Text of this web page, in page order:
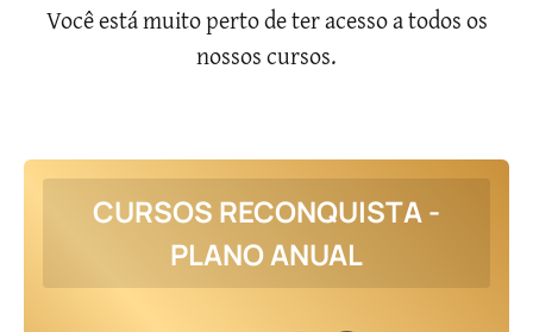
Você está muito perto de ter acesso a todos os
nossos cursos.
CURSOS RECONQUISTA -
PLANO ANUAL